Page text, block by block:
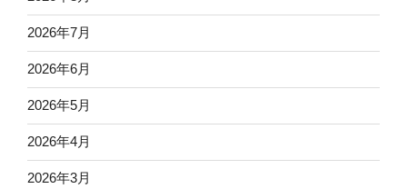
2026年7月
2026年6月
2026年5月
2026年4月
2026年3月